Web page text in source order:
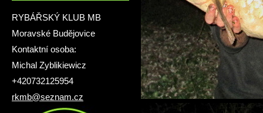
RYBÁŘSKÝ KLUB MB
Moravské Budějovice
Kontaktní osoba:
Michal Zyblikiewicz
+420732125954
rkmb@seznam.cz